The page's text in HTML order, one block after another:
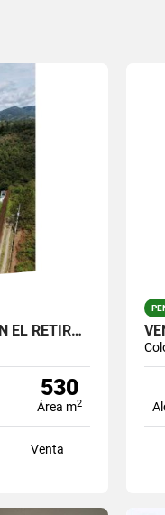
SE VENDE CASA CAMPESTRE EN EL RETIRO ANT, MODERNA Y AMPLIOS ESPACIOS.
530
Área m2
Venta